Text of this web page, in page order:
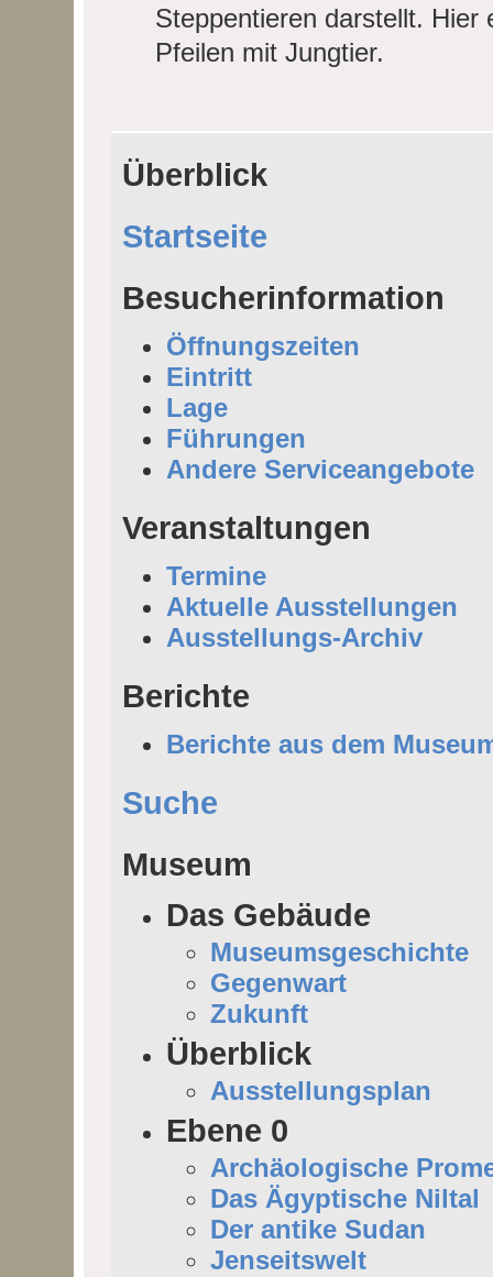
Steppentieren darstellt. Hier
Pfeilen mit Jungtier.
Überblick
Startseite
Besucherinformation
Öffnungszeiten
Eintritt
Lage
Führungen
Andere Serviceangebote
Veranstaltungen
Termine
Aktuelle Ausstellungen
Ausstellungs-Archiv
Berichte
Berichte aus dem
Suche
Museum
Das Gebäude
Museumsgeschichte
Gegenwart
Zukunft
Überblick
Ausstellungsplan
Ebene 0
Archäologische
Das Ägyptische Niltal
Der antike Sudan
Jenseitswelt